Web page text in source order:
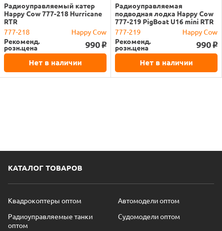
Радиоуправляемый катер
Happy Cow 777-218 Hurricane
RTR
777-218
Happy Cow
Рекоменд.
розн.цена 990 o
Нет в наличии
Радиоуправляемая
подводная лодка Happy Cow
777-219 PigBoat U16 mini RTR
777-219
Happy Cow
Рекоменд.
розн.цена 990 o
Нет в наличии
КАТАЛОГ ТОВАРОВ
Квадрокоптеры оптом
Автомодели оптом
Радиоуправляемые танки
оптом
Судомодели оптом